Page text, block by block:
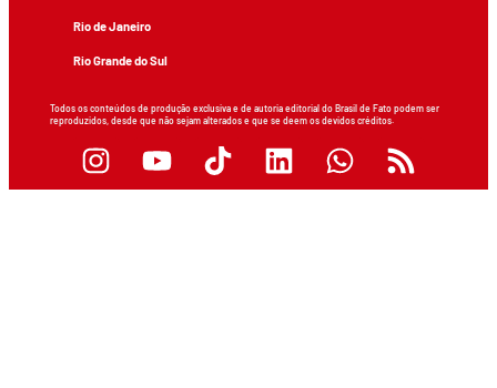
Rio de Janeiro
Rio Grande do Sul
Todos os conteúdos de produção exclusiva e de autoria editorial do Brasil de Fato podem ser
reproduzidos, desde que não sejam alterados e que se deem os devidos créditos.